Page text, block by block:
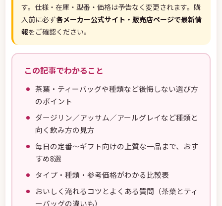
す。仕様・在庫・型番・価格は予告なく変更されます。購
入前に必ず各メーカー公式サイト・販売店ページで最新情
報をご確認ください。
この記事でわかること
茶葉・ティーバッグや種類など後悔しない選び方
のポイント
ダージリン／アッサム／アールグレイなど種類と
向く飲み方の見方
毎日の定番〜ギフト向けの上質な一品まで、おす
すめ8選
タイプ・種類・参考価格がわかる比較表
おいしく淹れるコツとよくある質問（茶葉とティ
ーバッグの違いも）